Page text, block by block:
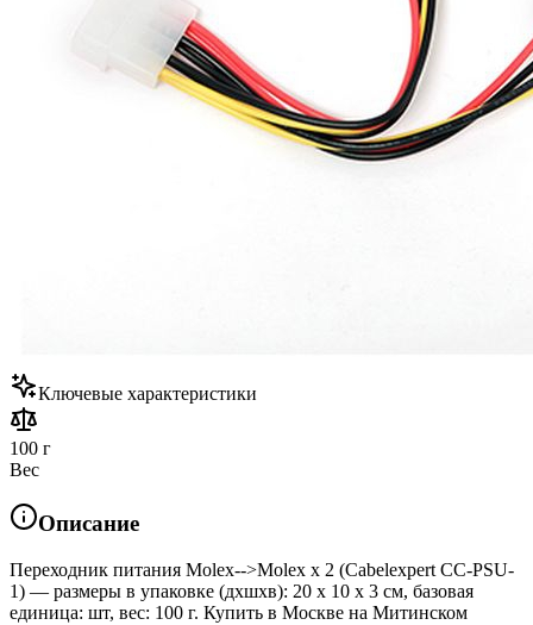
Ключевые характеристики
100 г
Вес
Описание
Переходник питания Molex-->Molex x 2 (Cabelexpert CC-PSU-
1) — размеры в упаковке (дхшхв): 20 x 10 x 3 см, базовая
единица: шт, вес: 100 г. Купить в Москве на Митинском